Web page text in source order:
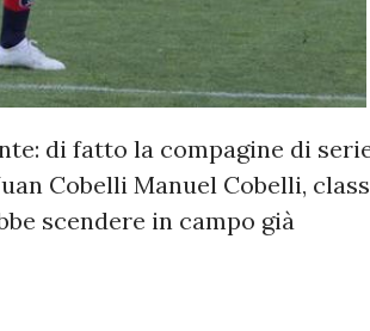
di fatto la compagine di
Cobelli Manuel Cobelli,
scendere in campo già